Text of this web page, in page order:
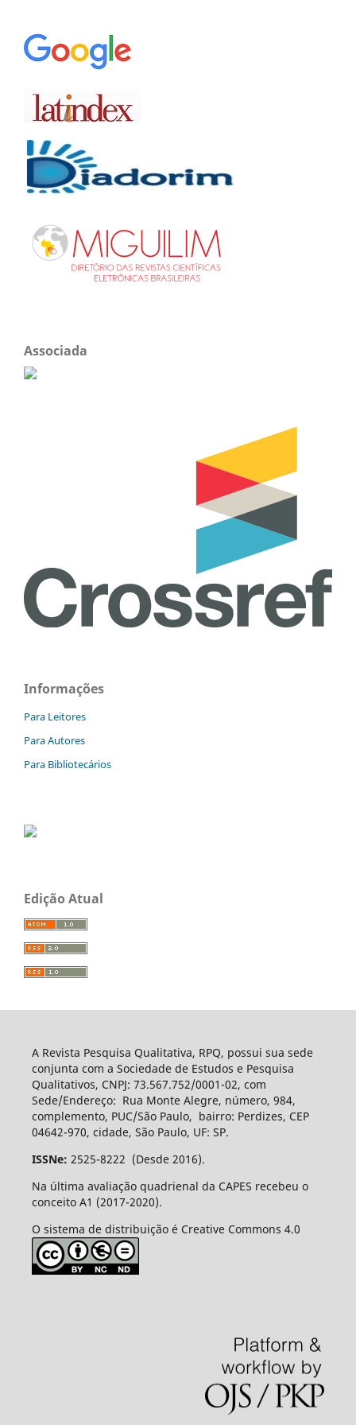
Associada
Informações
Para Leitores
Para Autores
Para Bibliotecários
Edição Atual
A Revista Pesquisa Qualitativa, RPQ, possui sua sede
conjunta com a Sociedade de Estudos e Pesquisa
Qualitativos, CNPJ: 73.567.752/0001-02, com
Sede/Endereço: Rua Monte Alegre, número, 984,
complemento, PUC/São Paulo, bairro: Perdizes, CEP
04642-970, cidade, São Paulo, UF: SP.
ISSNe: 2525-8222 (Desde 2016).
Na última avaliação quadrienal da CAPES recebeu o
conceito A1 (2017-2020).
O sistema de distribuição é Creative Commons 4.0